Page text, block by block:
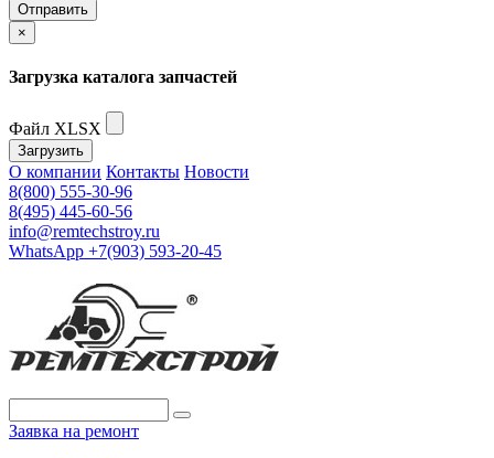
Отправить
×
Загрузка каталога запчастей
Файл XLSX
Загрузить
О компании Контакты Новости
8(800) 555-30-96
8(495) 445-60-56
info@remtechstroy.ru
WhatsApp +7(903) 593-20-45
Заявка на ремонт